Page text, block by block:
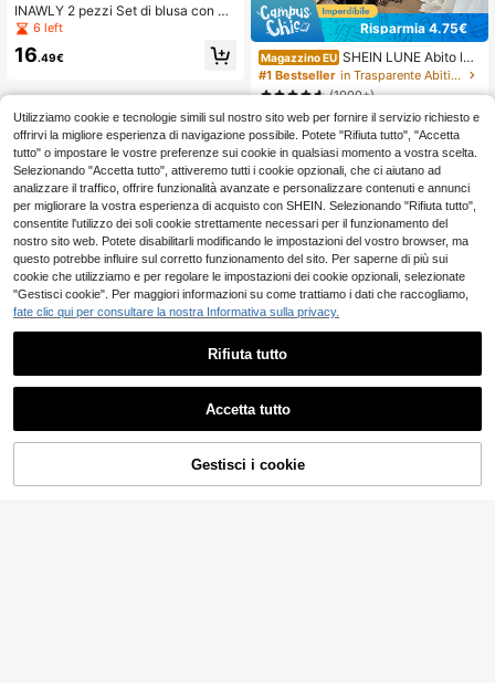
INAWLY 2 pezzi Set di blusa con m
aniche a lanterna bianca primaveril
e e cardigan aperto con vestibilità
morbida per donna
6 left
16.49€
Risparmia 4.75€
Magazzino EU SHEIN LUNE Abito lun
go estivo da donna elegante nero c
on patchwork in pizzo, senza mani
tfit da vacanza
#1 Bestseller
in Trasparente Abiti lunghi romantici
(1000+)
9.27€ -33%
14.02€
4-7 giorni lavorativi
Mostra articoli simili in magazzino Vedi Tutto
ESAURITO
Utilizziamo cookie e tecnologie simili sul nostro sito web per fornire il servizio richiesto e
offrirvi la migliore esperienza di navigazione possibile. Potete "Rifiuta tutto", "Accetta
tutto" o impostare le vostre preferenze sui cookie in qualsiasi momento a vostra scelta.
Selezionando "Accetta tutto", attiveremo tutti i cookie opzionali, che ci aiutano ad
analizzare il traffico, offrire funzionalità avanzate e personalizzare contenuti e annunci
per migliorare la vostra esperienza di acquisto con SHEIN. Selezionando "Rifiuta tutto",
consentite l'utilizzo dei soli cookie strettamente necessari per il funzionamento del
nostro sito web. Potete disabilitarli modificando le impostazioni del vostro browser, ma
questo potrebbe influire sul corretto funzionamento del sito. Per saperne di più sui
cookie che utilizziamo e per regolare le impostazioni dei cookie opzionali, selezionate
"Gestisci cookie". Per maggiori informazioni su come trattiamo i dati che raccogliamo,
fate clic qui per consultare la nostra Informativa sulla privacy.
Rifiuta tutto
Accetta tutto
Gestisci i cookie